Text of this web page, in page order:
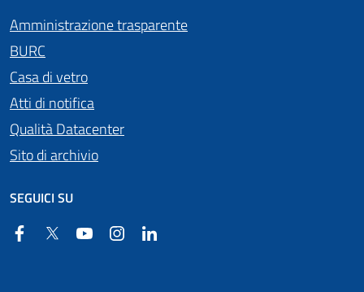
Amministrazione trasparente
BURC
Casa di vetro
Atti di notifica
Qualità Datacenter
Sito di archivio
SEGUICI SU
FacebookTwitter YouTube Instagram